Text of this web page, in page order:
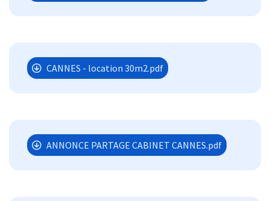
CANNES - location 30m2.pdf
ANNONCE PARTAGE CABINET CANNES.pdf